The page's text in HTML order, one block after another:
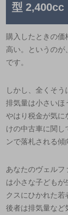
型 2,400cc
購入したときの
高い。というのが
です。
しかし、全くそう
排気量は小さいほ
やはり税金が気に
けの中古車に関し
ンで落札される傾
あなたのヴェルフ
は小さな子どもが
クスにひかれた若
後者は排気量など